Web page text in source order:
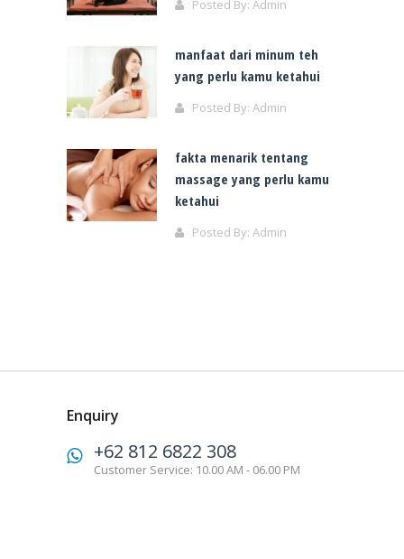
Posted By: Admin
manfaat dari minum teh
yang perlu kamu ketahui
Posted By: Admin
fakta menarik tentang
massage yang perlu kamu
ketahui
Posted By: Admin
Enquiry
+62 812 6822 308
Customer Service: 10.00 AM - 06.00 PM